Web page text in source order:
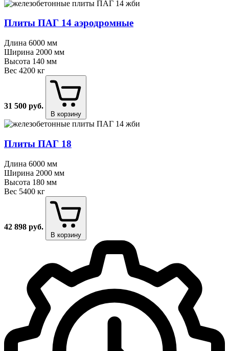
Плиты ПАГ 14 аэродромные
Длина 6000 мм
Ширина 2000 мм
Высота 140 мм
Вес 4200 кг
31 500 руб.
В корзину
Плиты ПАГ 18
Длина 6000 мм
Ширина 2000 мм
Высота 180 мм
Вес 5400 кг
42 898 руб.
В корзину